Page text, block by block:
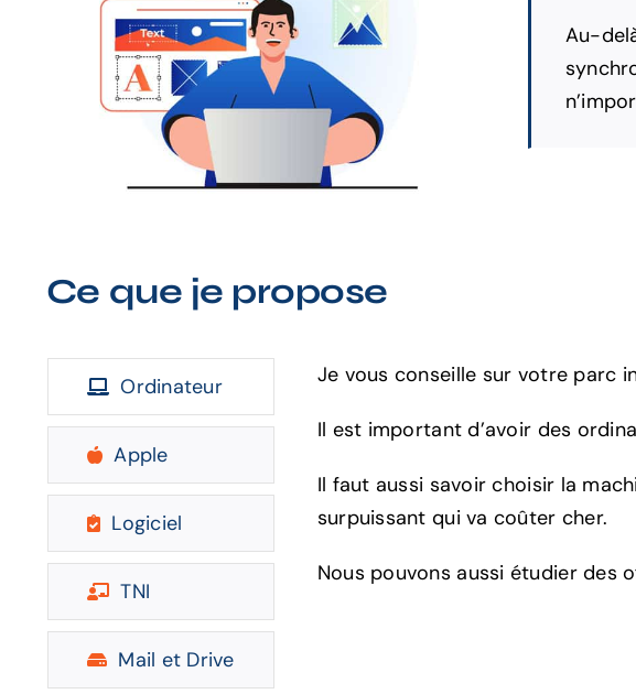
Au-
Ce que je propose
Ordinateur
Apple
Logiciel
TNI
Mail et Drive
Je vous conseille sur votre parc
Il est important d’avoir des
Il faut aussi savoir choisir la
surpuissant qui va coûter cher.
Nous pouvons aussi étudier des